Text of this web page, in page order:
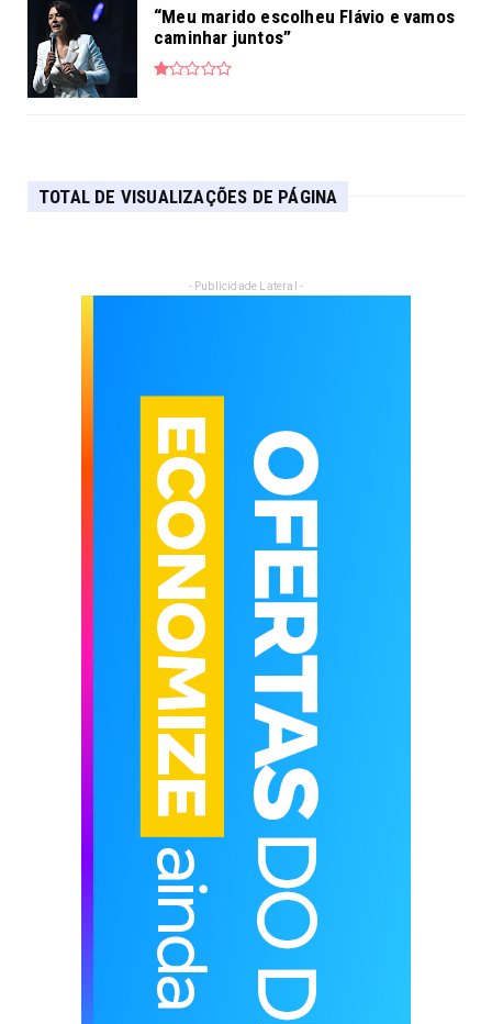
“Meu marido escolheu Flávio e vamos
caminhar juntos”
TOTAL DE VISUALIZAÇÕES DE PÁGINA
- Publicidade Lateral -